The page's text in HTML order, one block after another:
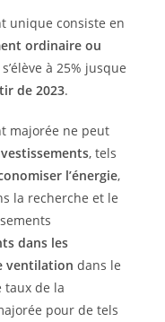
unique consiste en
ordinaire ou
à 25% jusque
de 2023.
majorée ne peut
, tels
l’énergie,
la recherche et le
dans les
ventilation dans le
taux de la
pour de tels